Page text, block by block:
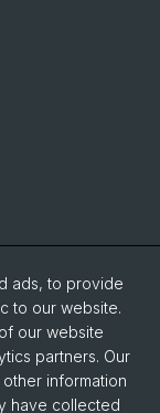
ads, to provide
to our website.
our website
partners. Our
information
have collected